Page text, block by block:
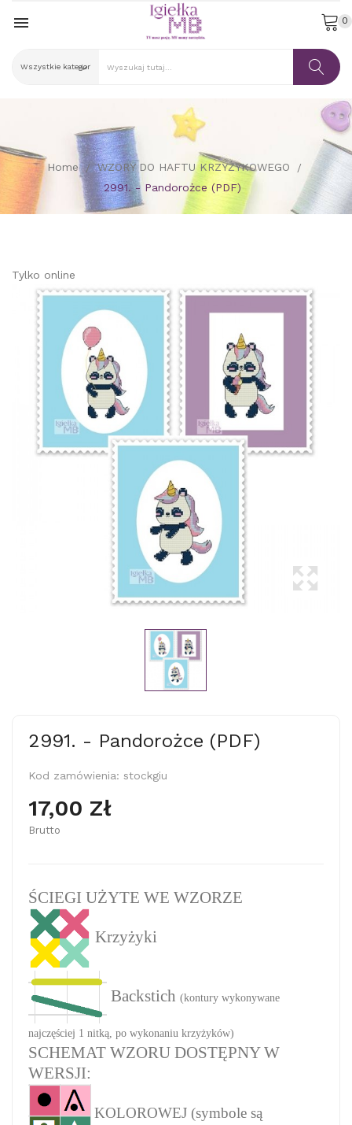
 0
Home
WZORY DO HAFTU KRZYŻYKOWEGO
2991. - Pandorożce (PDF)
Tylko online
2991. - Pandorożce (PDF)
Kod zamówienia: stockgiu
17,00 Zł
Brutto
ŚCIEGI UŻYTE WE WZORZE
Krzyżyki
Backstich (kontury wykonywane
najczęściej 1 nitką, po wykonaniu krzyżyków)
SCHEMAT WZORU DOSTĘPNY W
WERSJI:
KOLOROWEJ (symbole są